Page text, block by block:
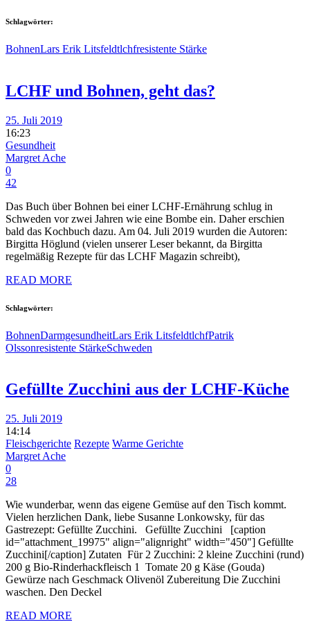
Schlagwörter:
BohnenLars Erik Litsfeldtlchfresistente Stärke
LCHF und Bohnen, geht das?
25. Juli 2019
16:23
Gesundheit
Margret Ache
0
42
Das Buch über Bohnen bei einer LCHF-Ernährung schlug in
Schweden vor zwei Jahren wie eine Bombe ein. Daher erschien
bald das Kochbuch dazu. Am 04. Juli 2019 wurden die Autoren:
Birgitta Höglund (vielen unserer Leser bekannt, da Birgitta
regelmäßig Rezepte für das LCHF Magazin schreibt),
READ MORE
Schlagwörter:
BohnenDarmgesundheitLars Erik LitsfeldtlchfPatrik
Olssonresistente StärkeSchweden
Gefüllte Zucchini aus der LCHF-Küche
25. Juli 2019
14:14
Fleischgerichte Rezepte Warme Gerichte
Margret Ache
0
28
Wie wunderbar, wenn das eigene Gemüse auf den Tisch kommt.
Vielen herzlichen Dank, liebe Susanne Lonkowsky, für das
Gastrezept: Gefüllte Zucchini. Gefüllte Zucchini [caption
id="attachment_19975" align="alignright" width="450"] Gefüllte
Zucchini[/caption] Zutaten Für 2 Zucchini: 2 kleine Zucchini (rund)
200 g Bio-Rinderhackfleisch 1 Tomate 20 g Käse (Gouda)
Gewürze nach Geschmack Olivenöl Zubereitung Die Zucchini
waschen. Den Deckel
READ MORE